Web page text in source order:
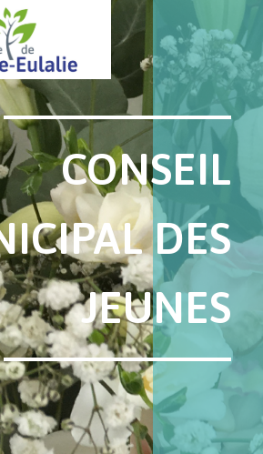
CONSEIL
DES
JEUNES